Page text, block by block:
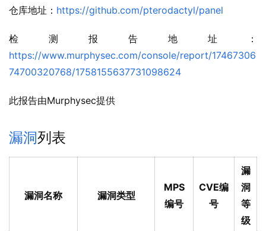
仓库地址： https://github.com/pterodactyl/panel
检测报告地址：
https://www.murphysec.com/console/report/17467306
74700320768/1758155637731098624
此报告由Murphysec提供
漏洞列表
漏洞名称 漏洞类型
MPS
编号
CVE编
号
漏
洞
等
级